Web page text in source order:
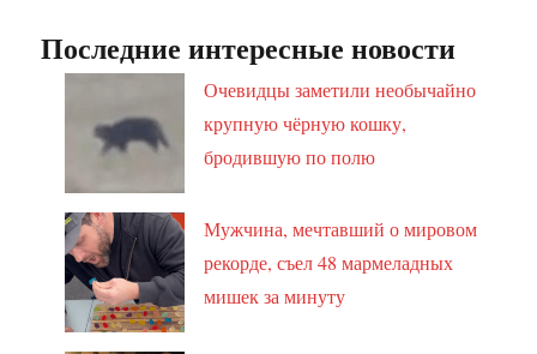
Последние интересные новости
Очевидцы заметили необычайно
крупную чёрную кошку,
бродившую по полю
Мужчина, мечтавший о мировом
рекорде, съел 48 мармеладных
мишек за минуту